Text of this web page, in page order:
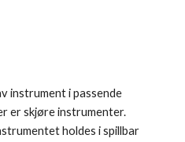
instrument i passende
er skjøre instrumenter.
holdes i spillbar